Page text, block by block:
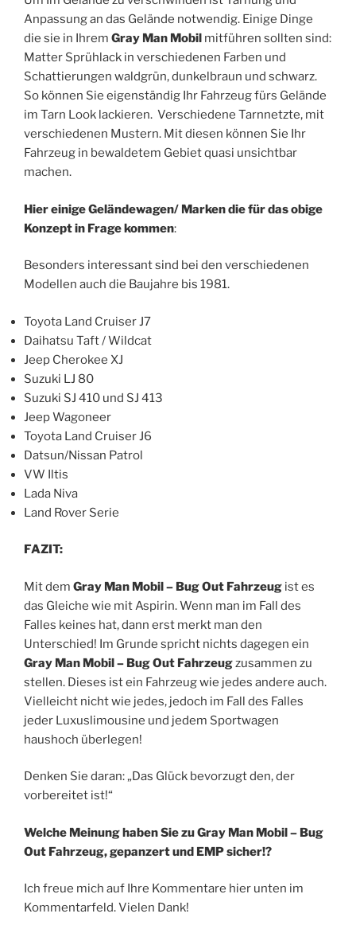
Anpassung an das Gelände notwendig. Einige Dinge
die sie in Ihrem Gray Man Mobil mitführen sollten sind:
Matter Sprühlack in verschiedenen Farben und
Schattierungen waldgrün, dunkelbraun und schwarz.
So können Sie eigenständig Ihr Fahrzeug fürs Gelände
im Tarn Look lackieren. Verschiedene Tarnnetzte, mit
verschiedenen Mustern. Mit diesen können Sie Ihr
Fahrzeug in bewaldetem Gebiet quasi unsichtbar
machen.
Hier einige Geländewagen/ Marken die für das obige
Konzept in Frage kommen:
Besonders interessant sind bei den verschiedenen
Modellen auch die Baujahre bis 1981.
Toyota Land Cruiser J7
Daihatsu Taft / Wildcat
Jeep Cherokee XJ
Suzuki LJ 80
Suzuki SJ 410 und SJ 413
Jeep Wagoneer
Toyota Land Cruiser J6
Datsun/Nissan Patrol
VW Iltis
Lada Niva
Land Rover Serie
FAZIT:
Mit dem Gray Man Mobil – Bug Out Fahrzeug ist es
das Gleiche wie mit Aspirin. Wenn man im Fall des
Falles keines hat, dann erst merkt man den
Unterschied! Im Grunde spricht nichts dagegen ein
Gray Man Mobil – Bug Out Fahrzeugzusammen zu
stellen. Dieses ist ein Fahrzeug wie jedes andere auch.
Vielleicht nicht wie jedes, jedoch im Fall des Falles
jeder Luxuslimousine und jedem Sportwagen
haushoch überlegen!
Denken Sie daran: „Das Glück bevorzugt den, der
vorbereitet ist!“
Welche Meinung haben Sie zu Gray Man Mobil – Bug
Out Fahrzeug, gepanzert und EMP sicher!?
Ich freue mich auf Ihre Kommentare hier unten im
Kommentarfeld. Vielen Dank!